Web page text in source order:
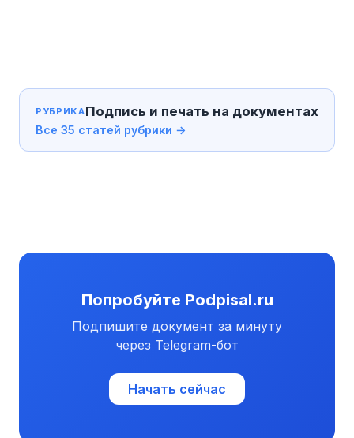
РУБРИКАПодпись и печать на документах
Все 35 статей рубрики →
Попробуйте Podpisal.ru
Подпишите документ за минуту
через Telegram-бот
Начать сейчас